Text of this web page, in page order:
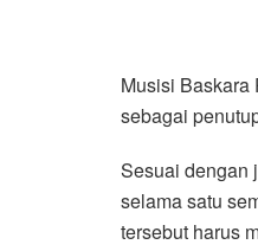
Musisi Baskara
sebagai
Sesuai dengan
selama satu
tersebut harus